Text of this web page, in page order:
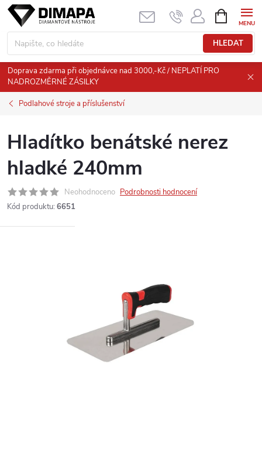
Přejít
obsah
HLEDAT
NÁKUPNÍ
KOŠÍK
Doprava zdarma při objednávce nad 3000,-Kč / NEPLATÍ PRO
NADROZMĚRNÉ ZÁSILKY
Podlahové stroje a příslušenství
Hladítko benátské nerez
hladké 240mm
Neohodnoceno Podrobnosti hodnocení
Kód produktu: 6651